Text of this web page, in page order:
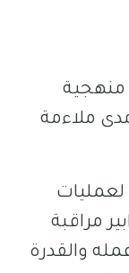
منهجية
ملاءمة
لعمليات
مراقبة
والقدرة